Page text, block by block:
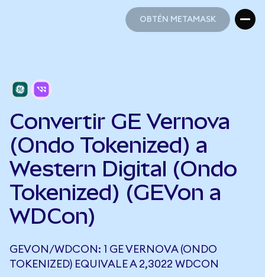
OBTÉN METAMASK
Convertir GE Vernova
(Ondo Tokenized) a
Western Digital (Ondo
Tokenized) (GEVon a
WDCon)
GEVON/WDCON: 1 GE VERNOVA (ONDO
TOKENIZED) EQUIVALE A 2,3022 WDCON